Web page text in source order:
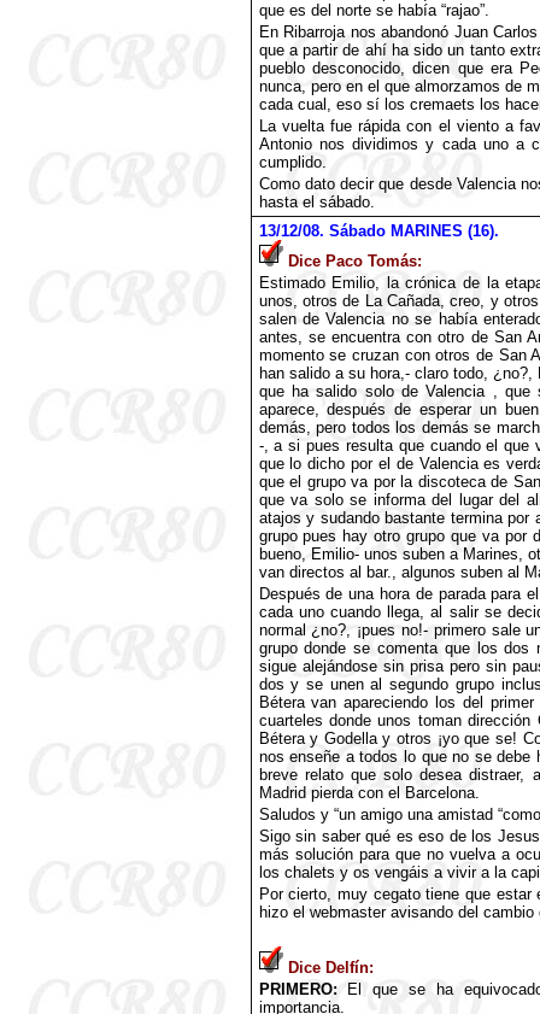
que es del norte se había “rajao”.
En Ribarroja nos abandonó Juan
que a partir de ahí ha sido un tanto
pueblo desconocido, dicen que era
nunca, pero en el que almorzamos de
cada cual, eso sí los cremaets los
La vuelta fue rápida con el viento a
Antonio nos dividimos y cada uno a
cumplido.
Como dato decir que desde Valencia
hasta el sábado.
13/12/08. Sábado MARINES (16).
Dice Paco Tomás:
Estimado Emilio, la crónica de la
unos, otros de La Cañada, creo, y
salen de Valencia no se había
antes, se encuentra con otro de San
momento se cruzan con otros de San
han salido a su hora,- claro todo,
que ha salido solo de Valencia , que
aparece, después de esperar un
demás, pero todos los demás se
-, a si pues resulta que cuando el que
que lo dicho por el de Valencia es
que el grupo va por la discoteca de
que va solo se informa del lugar del
atajos y sudando bastante termina por
grupo pues hay otro grupo que va por
bueno, Emilio- unos suben a Marines,
van directos al bar., algunos suben al
Después de una hora de parada para
cada uno cuando llega, al salir se
normal ¿no?, ¡pues no!- primero sale
grupo donde se comenta que los
sigue alejándose sin prisa pero sin
dos y se unen al segundo grupo
Bétera van apareciendo los del
cuarteles donde unos toman
Bétera y Godella y otros ¡yo que se!
nos enseñe a todos lo que no se
breve relato que solo desea
Madrid pierda con el Barcelona.
Saludos y “un amigo una amistad
Sigo sin saber qué es eso de los
más solución para que no vuelva a
los chalets y os vengáis a vivir a la
Por cierto, muy cegato tiene que
hizo el webmaster avisando del cambio
Dice Delfín:
PRIMERO:El que se ha
importancia.